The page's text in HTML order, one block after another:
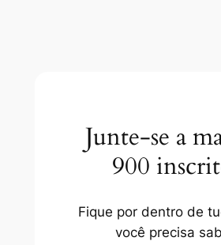
Junte-se a
900
Fique por dentro de
você precisa